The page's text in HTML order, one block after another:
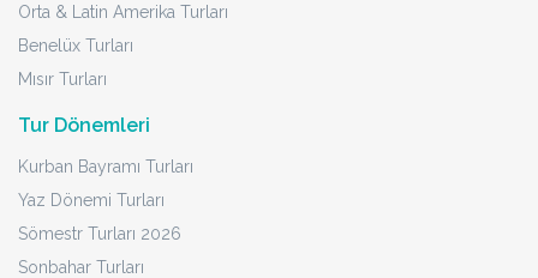
Orta & Latin Amerika Turları
Benelüx Turları
Mısır Turları
Tur Dönemleri
Kurban Bayramı Turları
Yaz Dönemi Turları
Sömestr Turları 2026
Sonbahar Turları